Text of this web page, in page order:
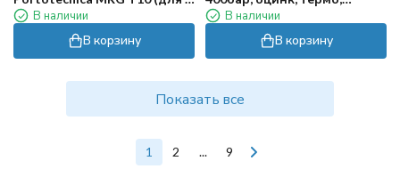
150X)В наличии
В корзину
прямое, красн) R+M
В наличии
В корзину
Показать все
1 2 ... 9